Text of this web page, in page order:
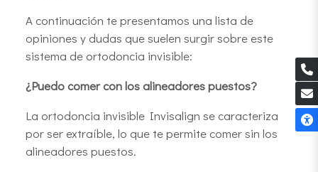
A continuación te presentamos una lista de
opiniones y dudas que suelen surgir sobre este
sistema de ortodoncia invisible:
¿Puedo comer con los alineadores puestos?
La ortodoncia invisible Invisalign se caracteriza
por ser extraíble, lo que te permite comer sin los
alineadores puestos.